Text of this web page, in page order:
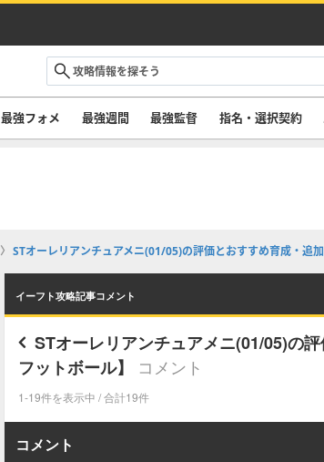
最強フォメ 最強週間 最強監督 指名・選択契約
STオーレリアンチュアメニ(01/05)の評価とおすすめ育成・追加
イーフト攻略記事コメント
STオーレリアンチュアメニ(01/05)の
フットボール】
コメント
1-19件を表示中 / 合計19件
コメント